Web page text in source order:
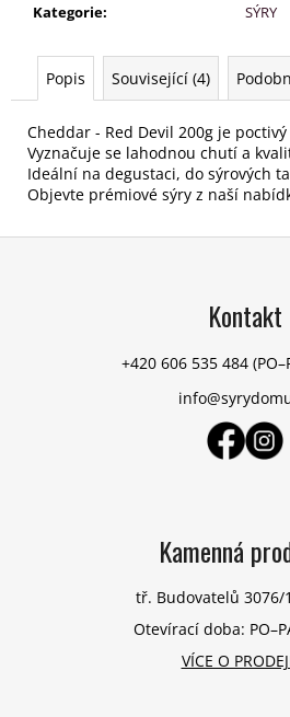
Kategorie: SÝRY
Popis Související (4)
Cheddar - Red Devil 200g je
Vyznačuje se lahodnou chutí a
Ideální na degustaci, do sýrových
Objevte prémiové sýry z naší
Z
Kontakt
+420 606 535 484
Kamenná
tř. Budovatelů 3076/
Otevírací doba:
VÍCE O